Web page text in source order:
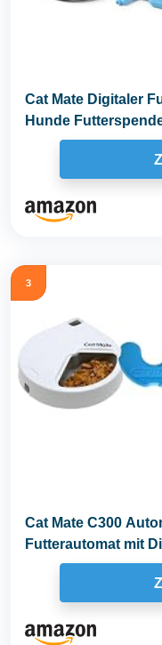
Cat Mate Digitaler
Hunde
3
Cat Mate C300
Futterautomat mit
Katzen...